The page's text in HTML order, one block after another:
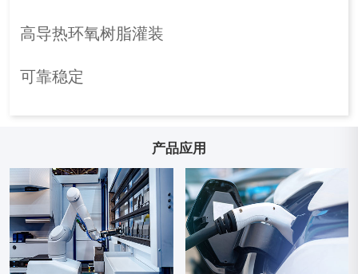
高导热环氧树脂灌装
可靠稳定
产品应用